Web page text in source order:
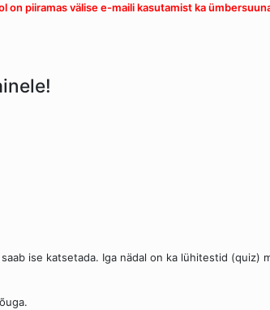
on piiramas välise e-maili kasutamist ka
ise katsetada. Iga nädal on ka lühitestid (quiz)